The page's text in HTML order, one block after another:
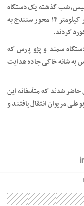
پلیس، شب گذشته یک دستگاه
پژو پارس همراه با یک دستگاه سمند و وانت‌بار در کیلومتر ۱۴ محور سنندج به
کردند.
سمند و پژو پارس که
به شانه خاکی جاده هدایت
شدند که متأسفانه این
مریوان انتقال یافتند و